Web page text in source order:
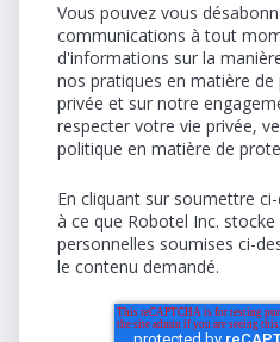
Vous pouvez vous
communications à tout
d'informations sur la
nos pratiques en matière
privée et sur notre
respecter votre vie privée,
politique en matière de
En cliquant sur soumettre
à ce que Robotel Inc.
personnelles soumises ci-
le contenu demandé.